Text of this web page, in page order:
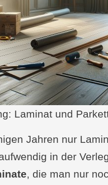
Laminat und
Jahren nur
in der
, die man nur